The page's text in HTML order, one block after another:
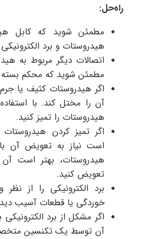
راه‌حل:
مطمئن شوید که کابل
هیدروستات و برد
اتصالات دیگر مربوط به
مطمئن شوید که محکم بسته
اگر هیدروستات کثیف یا
آن را مختل کند. با
هیدروستات را تمیز کنید.
اگر تمیز کردن
است نیاز به تعویض آن
هیدروستات، بهتر است
تعویض کنید.
برد الکترونیکی را از
خوردگی یا قطعات آسیب
اگر مشکل از برد
آن توسط یک تکنسین